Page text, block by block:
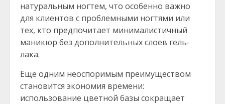
натуральным ногтем, что особенно важно
для клиентов с проблемными ногтями или
тех, кто предпочитает минималистичный
маникюр без дополнительных слоев гель-
лака.
Еще одним неоспоримым преимуществом
становится экономия времени:
использование цветной базы сокращает